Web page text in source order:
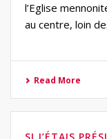
l’Eglise
au centre, loin
Read More